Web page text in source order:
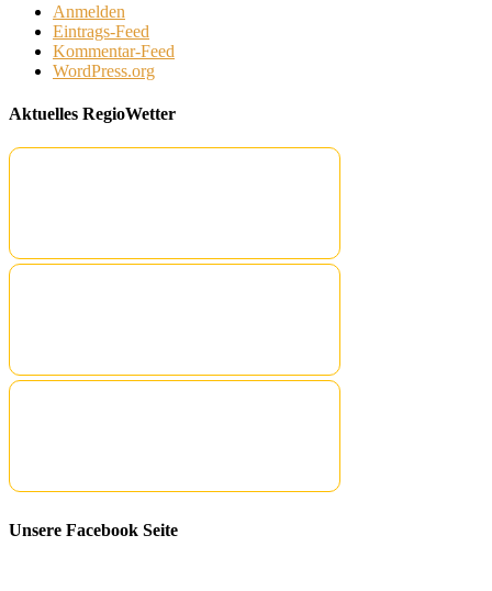
Anmelden
Eintrags-Feed
Kommentar-Feed
WordPress.org
Aktuelles RegioWetter
Unsere Facebook Seite